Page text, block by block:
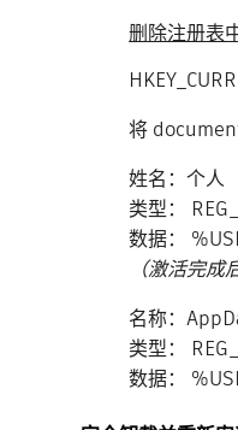
删除注册表
将
姓名：个人
类型：
数据：
（激活完
名称：
类型：
数据：